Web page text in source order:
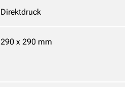
Direktdruck
290 x 290 mm